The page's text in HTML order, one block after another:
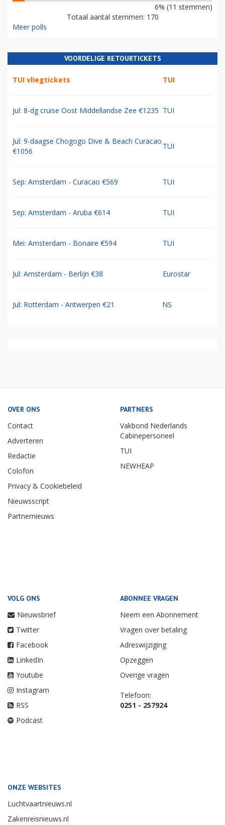
6% (11 stemmen)
Totaal aantal stemmen: 170
Meer polls
VOORDELIGE RETOURTICKETS
TUI vliegtickets TUI
Jul: 8-dg cruise Oost Middellandse Zee €1235 TUI
Jul: 9-daagse Chogogo Dive & Beach Curacao
€1056
TUI
Sep: Amsterdam - Curacao €569 TUI
Sep: Amsterdam - Aruba €614 TUI
Mei: Amsterdam - Bonaire €594 TUI
Jul: Amsterdam - Berlijn €38 Eurostar
Jul: Rotterdam - Antwerpen €21 NS
OVER ONS
Contact
Adverteren
Redactie
Colofon
Privacy & Cookiebeleid
Nieuwsscript
Partnernieuws
PARTNERS
Vakbond Nederlands
Cabinepersoneel
TUI
NEWHEAP
VOLG ONS
Nieuwsbrief
Twitter
Facebook
LinkedIn
Youtube
Instagram
RSS
Podcast
ABONNEE VRAGEN
Neem een Abonnement
Vragen over betaling
Adreswijziging
Opzeggen
Overige vragen
Telefoon:
0251 - 257924
ONZE WEBSITES
Luchtvaartnieuws.nl
Zakenreisnieuws.nl